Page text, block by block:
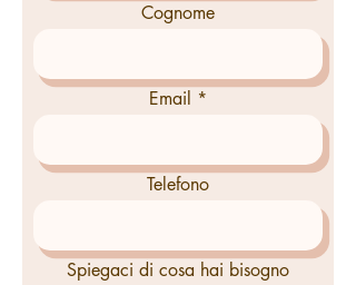
Cognome
Email
Telefono
Spiegaci di cosa hai bisogno